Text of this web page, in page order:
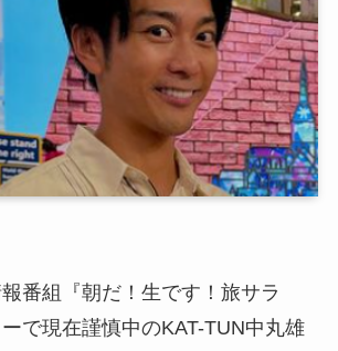
番組『朝だ！生です！旅サラ
で現在謹慎中のKAT-TUN中丸雄